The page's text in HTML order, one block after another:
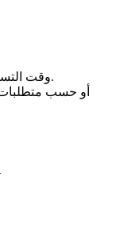
وقت التسليم: في غضون 3-5 أيام عمل بعد استلام المبلغ.